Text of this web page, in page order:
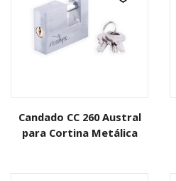
Candado CC 260 Austral
para Cortina Metálica